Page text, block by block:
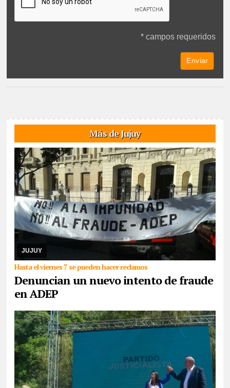
* campos requeridos
Más de Jujuy
JUJUY
Hasta el viernes 7 se pueden hacer reclamos
Denuncian un nuevo intento de fraude
en ADEP
06/08/2026 De cara a las elecciones nacionales de CTERA del 2
de septiembre, integrante de la lista Multicolor sostuvo que hace
días que la Junta Electoral no s ...